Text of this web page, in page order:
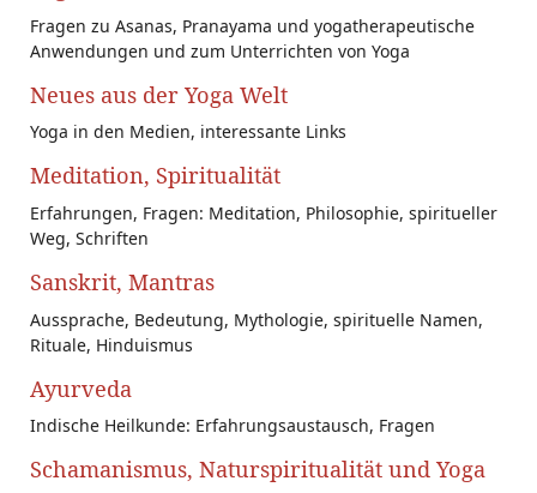
Fragen zu Asanas, Pranayama und yogatherapeutische
Anwendungen und zum Unterrichten von Yoga
Neues aus der Yoga Welt
Yoga in den Medien, interessante Links
Meditation, Spiritualität
Erfahrungen, Fragen: Meditation, Philosophie, spiritueller
Weg, Schriften
Sanskrit, Mantras
Aussprache, Bedeutung, Mythologie, spirituelle Namen,
Rituale, Hinduismus
Ayurveda
Indische Heilkunde: Erfahrungsaustausch, Fragen
Schamanismus, Naturspiritualität und Yoga